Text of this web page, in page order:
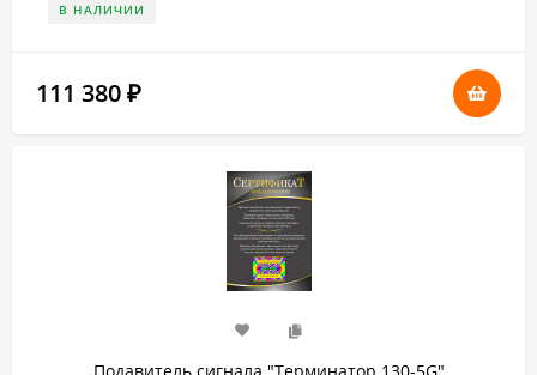
В НАЛИЧИИ
111 380 ₽